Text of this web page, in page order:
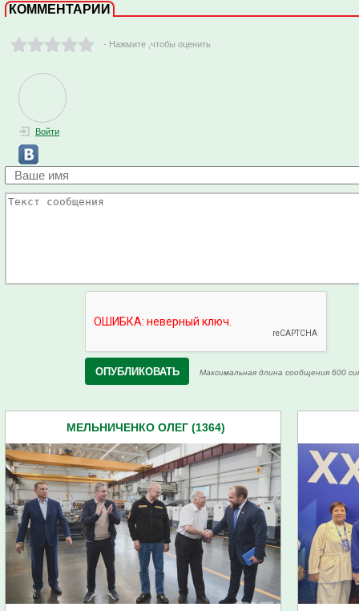
КОММЕНТАРИИ
- Нажмите ,чтобы оценить
Войти
Максимальная длина сообщения 600
МЕЛЬНИЧЕНКО ОЛЕГ (1364)